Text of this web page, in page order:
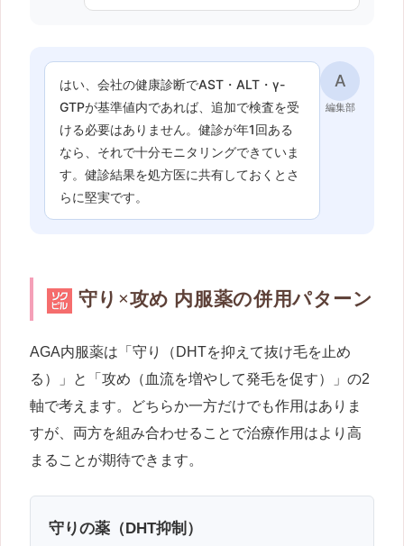
A
編集部
はい、会社の健康診断でAST・ALT・γ-
GTPが基準値内であれば、追加で検査を受
ける必要はありません。健診が年1回ある
なら、それで十分モニタリングできていま
す。健診結果を処方医に共有しておくとさ
らに堅実です。
守り×攻め 内服薬の併用パターン
AGA内服薬は「守り（DHTを抑えて抜け毛を止め
る）」と「攻め（血流を増やして発毛を促す）」の2
軸で考えます。どちらか一方だけでも作用はありま
すが、両方を組み合わせることで治療作用はより高
まることが期待できます。
守りの薬（DHT抑制）